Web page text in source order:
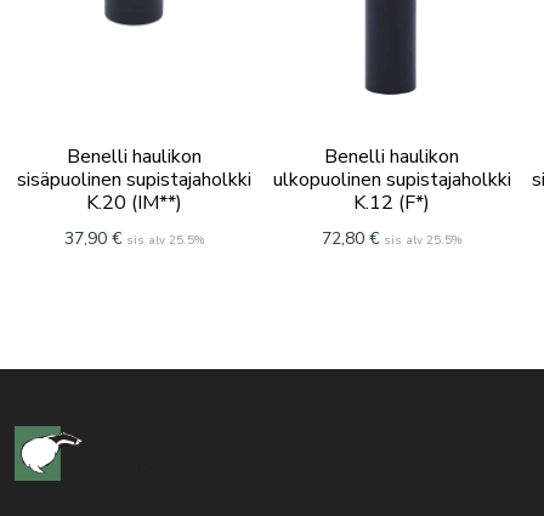
Benelli haulikon
sisäpuolinen supistajaholkki
K.20 (IM**)
37,90 € sis alv 25.5%
Benelli haulikon
ulkopuolinen supistajaholkki
K.12 (F*)
72,80 € sis alv 25.5%